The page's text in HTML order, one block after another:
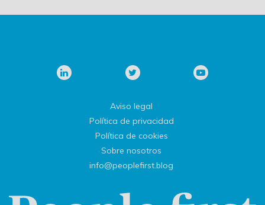
Aviso legal
Política de privacidad
Política de cookies
Sobre nosotros
info@peoplefirst.blog